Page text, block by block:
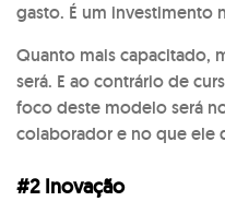
gasto. É um investimento
Quanto mais capacitado,
será. E ao contrário de
foco deste modelo será
colaborador e no que ele
#2 Inovação